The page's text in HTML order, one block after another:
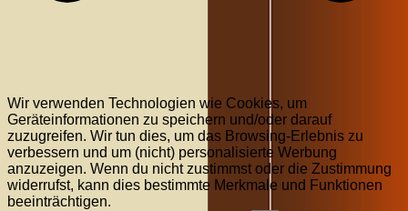
Wir verwenden Technologien wie Cookies, um
Geräteinformationen zu speichern und/oder darauf
zuzugreifen. Wir tun dies, um das Browsing-Erlebnis zu
verbessern und um (nicht) personalisierte Werbung
anzuzeigen. Wenn du nicht zustimmst oder die Zustimmung
widerrufst, kann dies bestimmte Merkmale und Funktionen
beeinträchtigen.